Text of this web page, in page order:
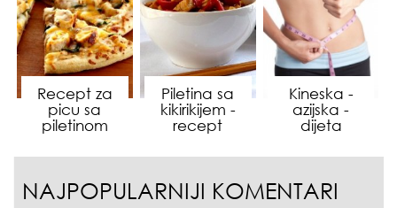
Recept za
picu sa
piletinom
Piletina sa
kikirikijem -
recept
Kineska -
azijska -
dijeta
NAJPOPULARNIJI KOMENTARI